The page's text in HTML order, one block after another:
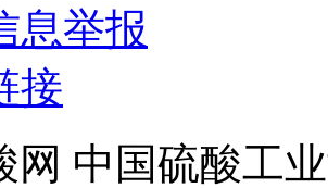
息举报
接
网 中国硫酸工